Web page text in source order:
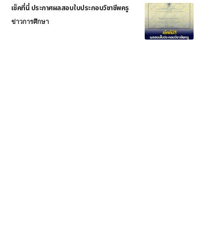
เช็คที่นี่ ประกาศผลสอบใบประกอบวิชาชีพครู
ข่าวการศึกษา